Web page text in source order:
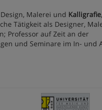
Malerei und Kalligrafie,
Tätigkeit als Designer,
Professor auf Zeit an der
und Seminare im In- und